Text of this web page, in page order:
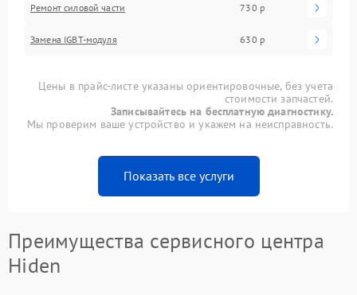
Ремонт силовой части 730 р
Замена IGBT-модуля 630 р
Цены в прайс-листе указаны ориентировочные, без учета
стоимости запчастей.
Записывайтесь на бесплатную диагностику.
Мы проверим ваше устройство и укажем на неисправность.
Показать все услуги
Преимущества сервисного центра
Hiden